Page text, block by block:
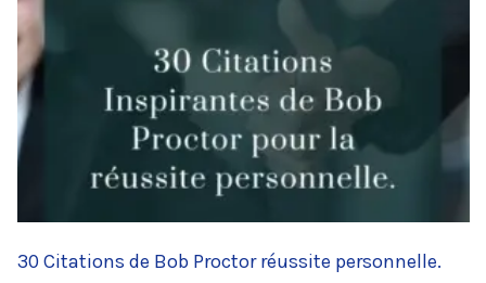
30 Citations de Bob Proctor réussite personnelle.